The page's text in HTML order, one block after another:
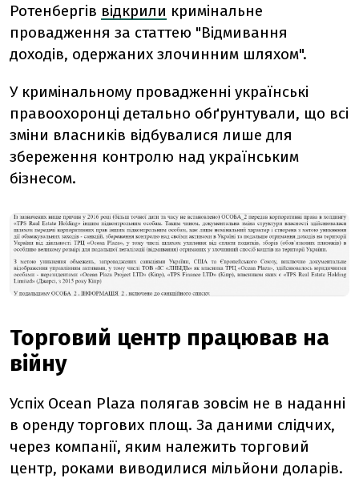
Ротенбергів відкрили кримінальне
провадження за статтею "Відмивання
доходів, одержаних злочинним шляхом".
У кримінальному провадженні українські
правоохоронці детально обґрунтували, що всі
зміни власників відбувалися лише для
збереження контролю над українським
бізнесом.
Торговий центр працював на
війну
Успіх Ocean Plaza полягав зовсім не в наданні
в оренду торгових площ. За даними слідчих,
через компанії, яким належить торговий
центр, роками виводилися мільйони доларів.